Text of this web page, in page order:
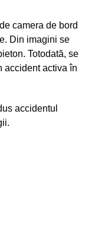
camera de bord
Din imagini se
Totodată, se
accident activa în
accidentul